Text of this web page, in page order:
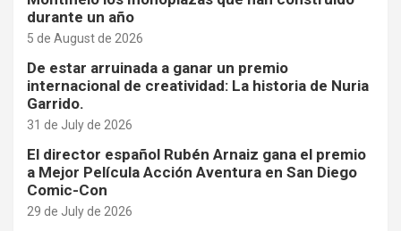
durante un año
5 de August de 2026
De estar arruinada a ganar un premio
internacional de creatividad: La historia de Nuria
Garrido.
31 de July de 2026
El director español Rubén Arnaiz gana el premio
a Mejor Película Acción Aventura en San Diego
Comic-Con
29 de July de 2026